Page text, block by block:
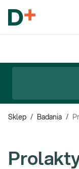
Sklep / Badania /